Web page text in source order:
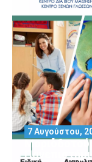
7 Αυγούστου,